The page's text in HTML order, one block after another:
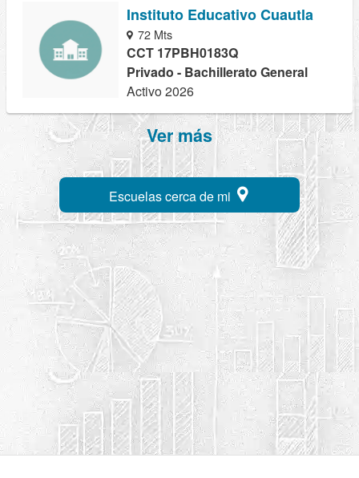
Instituto Educativo Cuautla
72 Mts
CCT 17PBH0183Q
Privado - Bachillerato General
Activo 2026
Ver más
Escuelas cerca de mi